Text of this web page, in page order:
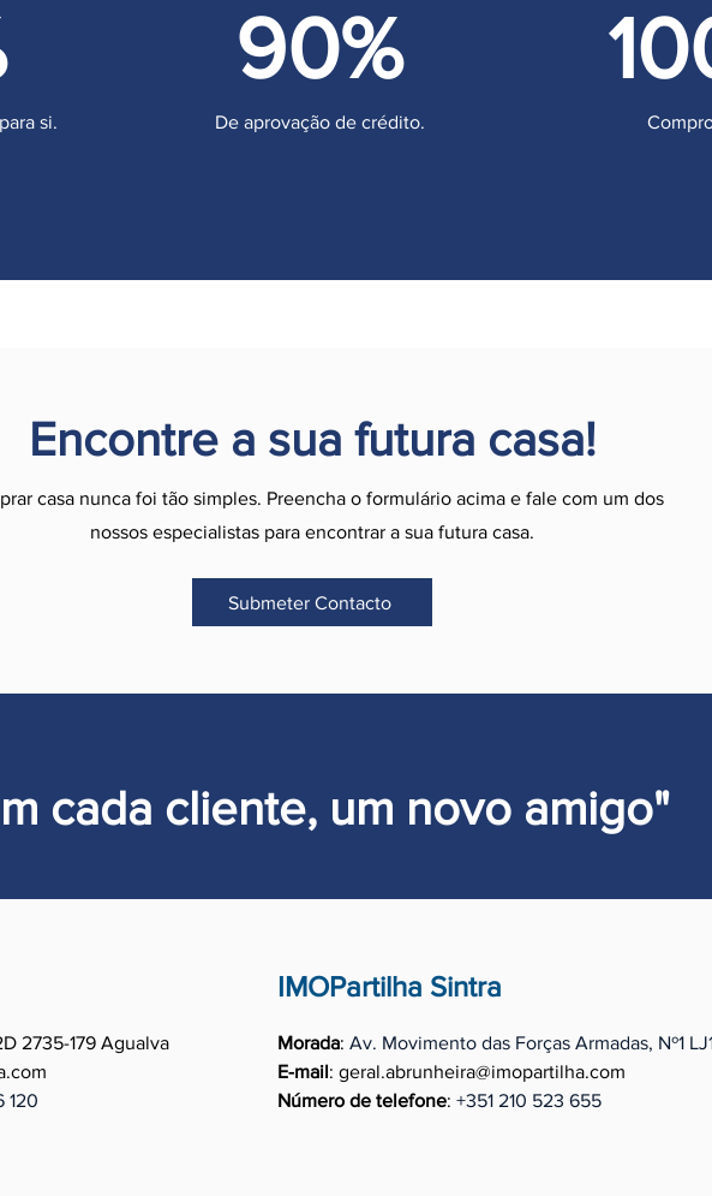
si.
90%
De aprovação de crédito.
Encontre a sua futura casa!
casa nunca foi tão simples. Preencha o formulário acima e fale com um dos
nossos especialistas para encontrar a sua futura casa.
Submeter Contacto
cada cliente, um novo amigo"
2735-179 Agualva
120
IMOPartilha Sintra
Morada: Av. Movimento das Forças Armadas, Nº1
E-mail: geral.abrunheira@imopartilha.com
Número de telefone: +351 210 523 655